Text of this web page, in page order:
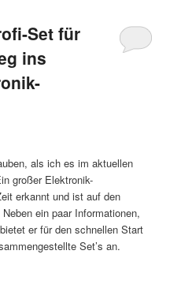
Set für
ins
als ich es im aktuellen
großer Elektronik-
erkannt und ist auf den
ein paar Informationen,
er für den schnellen Start
Set’s an.